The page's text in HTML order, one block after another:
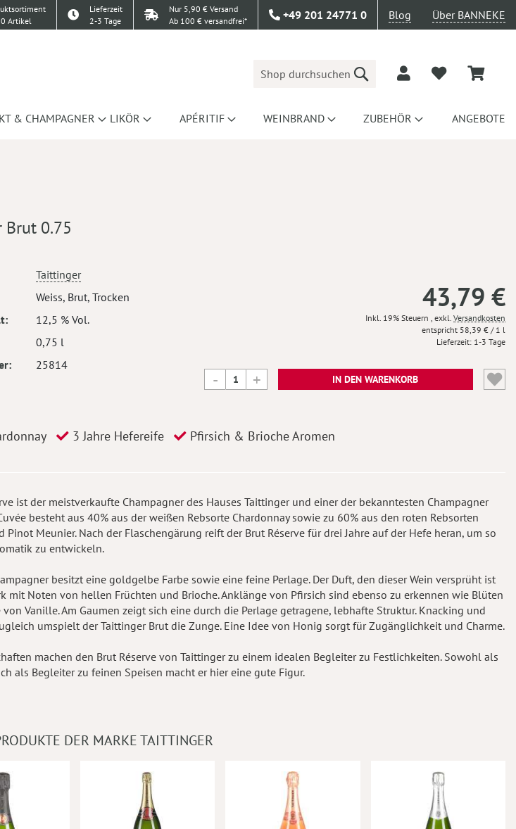
Artikel
Lieferzeit
2-3 Tage
Nur 5,90 € Versand
Ab 100 € versandfrei*
+49 201 24771 0 Blog Über BANNEKE
Suche
& CHAMPAGNER LIKÖR APÉRITIF WEINBRAND ZUBEHÖR ANGEBOTE
Brut 0.75
Taittinger
Weiss, Brut, Trocken
12,5 % Vol.
0,75 l
25814
43,79 €
Inkl. 19% Steuern , exkl. Versandkosten
58,39 € / 1 l
Lieferzeit 1-3 Tage
IN DEN WARENKORB
3 Jahre Hefereife Pfirsich & Brioche Aromen
ist der meistverkaufte Champagner des Hauses Taittinger und einer der bekanntesten Champagner
besteht aus 40% aus der weißen Rebsorte Chardonnay sowie zu 60% aus den roten Rebsorten
Pinot Meunier. Nach der Flaschengärung reift der Brut Réserve für drei Jahre auf der Hefe heran, um so
zu entwickeln.
besitzt eine goldgelbe Farbe sowie eine feine Perlage. Der Duft, den dieser Wein versprüht ist
mit Noten von hellen Früchten und Brioche. Anklänge von Pfirsich sind ebenso zu erkennen wie Blüten
Vanille. Am Gaumen zeigt sich eine durch die Perlage getragene, lebhafte Struktur. Knacking und
umspielt der Taittinger Brut die Zunge. Eine Idee von Honig sorgt für Zugänglichkeit und Charme.
machen den Brut Réserve von Taittinger zu einem idealen Begleiter zu Festlichkeiten. Sowohl als
als Begleiter zu feinen Speisen macht er hier eine gute Figur.
DER MARKE TAITTINGER